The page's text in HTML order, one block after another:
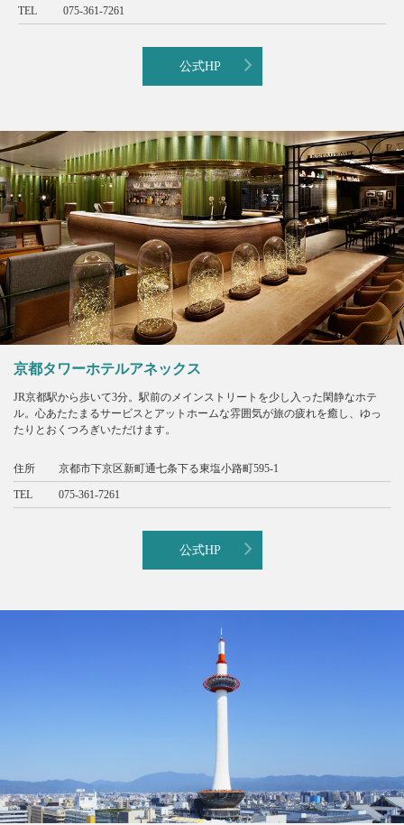
TEL 075-361-7261
公式HP
京都タワーホテルアネックス
JR京都駅から歩いて3分。駅前のメインストリートを少し入った閑静なホテ
ル。心あたたまるサービスとアットホームな雰囲気が旅の疲れを癒し、ゆっ
たりとおくつろぎいただけます。
住所 京都市下京区新町通七条下る東塩小路町595-1
TEL 075-361-7261
公式HP